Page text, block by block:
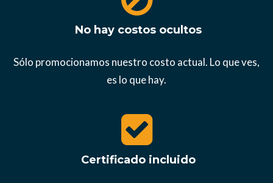
No hay costos ocultos
Sólo promocionamos nuestro costo actual. Lo que ves,
es lo que hay.
Certificado incluido